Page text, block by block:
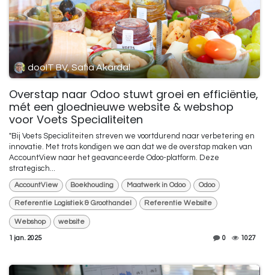
dooIT BV, Safia Akardal
Overstap naar Odoo stuwt groei en efficiëntie,
mét een gloednieuwe website & webshop
voor Voets Specialiteiten
"Bij Voets Specialiteiten streven we voortdurend naar verbetering en
innovatie. Met trots kondigen we aan dat we de overstap maken van
AccountView naar het geavanceerde Odoo-platform. Deze
strategisch...
AccountView Boekhouding Maatwerk in Odoo Odoo
Referentie Logistiek & Groothandel Referentie Website
Webshop website
1 jan. 2025 0 1027